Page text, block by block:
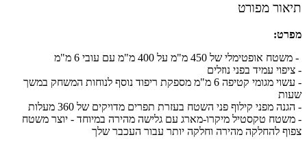
מפורט
של 450 מ"מ על 400 מ"מ עם עובי 6 מ"מ
עמיד בפני נוזלים
- עשוי מגומי קטיפה 6 מ"מ מספקת ריפוד נוסף לנוחות המשחק במשך
מפני קילוף פני השטח בעזרת תפרים מדויקים של 360 מעלות
טקסטיל מיקרו-מארג עם גלישה מהירה במיוחד - יוצר משטח
להחלקה מהירה וחלקה יותר עבור העכבר שלך